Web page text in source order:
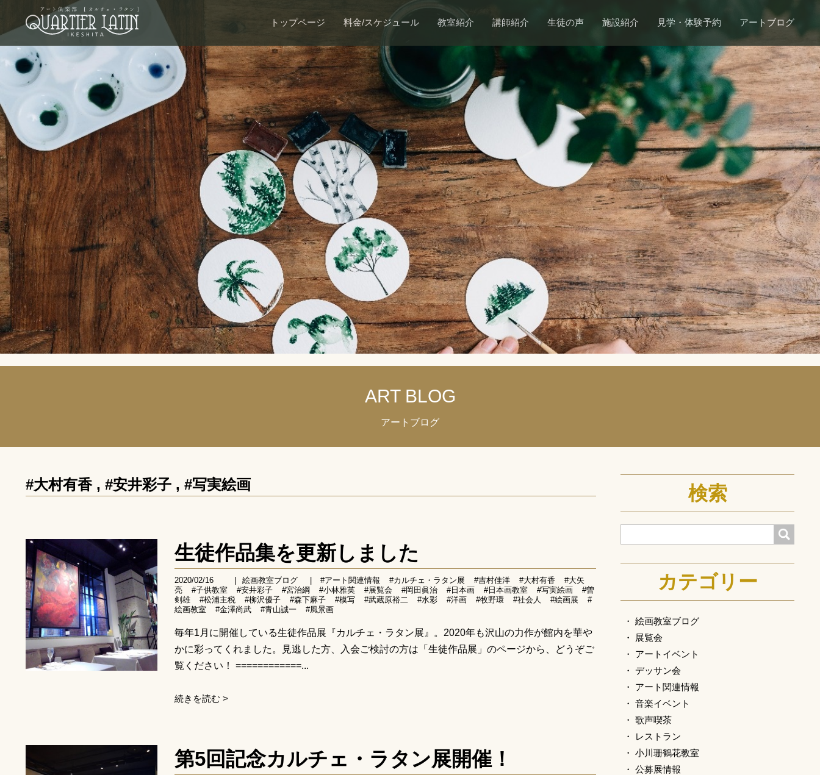
トップページ 料金/スケジュール 教室紹介 講師紹介 生徒の声 施設紹介 見学・体験予約 アートブログ
ART BLOG
アートブログ
#大村有香, #安井彩子 , #写実絵画
生徒作品集を更新しました
2020/02/16 絵画教室ブログ #アート関連情報 #カルチェ・ラタン展 #吉村佳洋 #大村有香
#大矢
亮
#子供教室 #安井彩子 #宮治綱 #小林雅英 #展覧会 #岡田眞治 #日本画 #日本画教室 #写実絵画
#曽
剣雄
#松浦主税 #柳沢優子 #森下麻子 #模写 #武蔵原裕二 #水彩 #洋画 #牧野環 #社会人 #絵画展
#
絵画教室
#金澤尚武 #青山誠一 #風景画
毎年1月に開催している生徒作品展『カルチェ・ラタン展』。2020年も沢山の力作が館内を華や
かに彩ってくれました。見逃した方、入会ご検討の方は「生徒作品展」のページから、どうぞご
覧ください！ ============...
続きを読む >
第5回記念カルチェ・ラタン展開催！
検索
検索
カテゴリー
絵画教室ブログ
展覧会
アートイベント
デッサン会
アート関連情報
音楽イベント
歌声喫茶
レストラン
小川珊鶴花教室
公募展情報